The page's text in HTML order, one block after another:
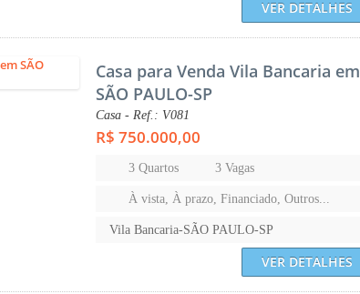
VER DETALHES
Casa para Venda Vila Bancaria em
SÃO PAULO-SP
Casa - Ref.: V081
R$ 750.000,00
3 Quartos 3 Vagas
À vista, À prazo, Financiado, Outros...
Vila Bancaria-SÃO PAULO-SP
VER DETALHES